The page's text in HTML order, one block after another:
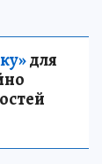
для